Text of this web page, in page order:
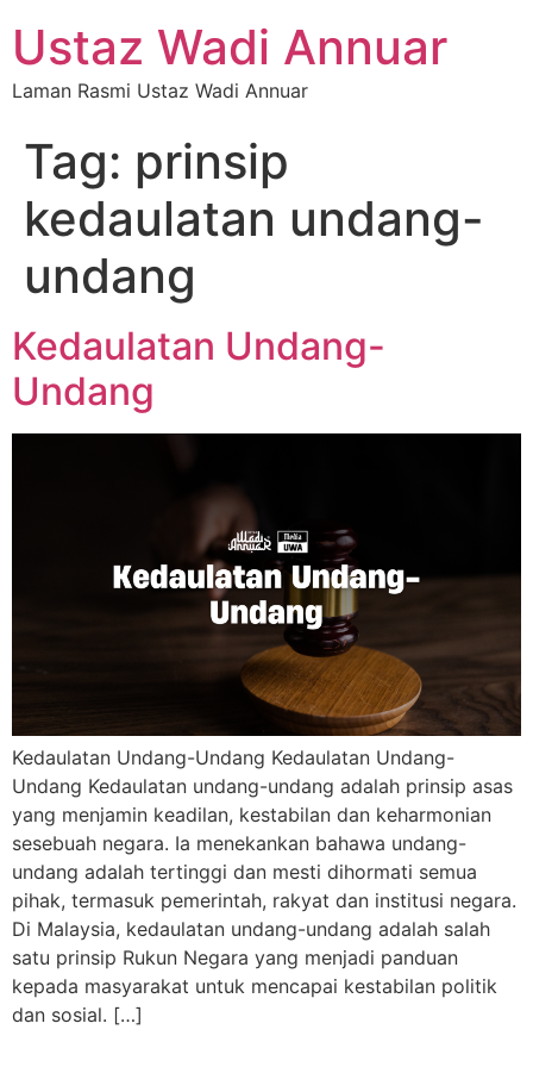
Ustaz Wadi Annuar
Laman Rasmi Ustaz Wadi Annuar
Tag: prinsip
kedaulatan undang-
undang
Kedaulatan Undang-
Undang
Kedaulatan Undang-Undang Kedaulatan Undang-
Undang Kedaulatan undang-undang adalah prinsip asas
yang menjamin keadilan, kestabilan dan keharmonian
sesebuah negara. Ia menekankan bahawa undang-
undang adalah tertinggi dan mesti dihormati semua
pihak, termasuk pemerintah, rakyat dan institusi negara.
Di Malaysia, kedaulatan undang-undang adalah salah
satu prinsip Rukun Negara yang menjadi panduan
kepada masyarakat untuk mencapai kestabilan politik
dan sosial. […]